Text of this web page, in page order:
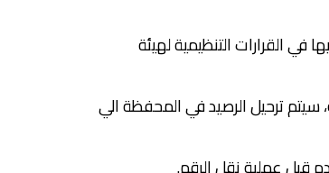
في القرارات التنظيمية لهيئة
ترحيل الرصيد في المحفظة الي